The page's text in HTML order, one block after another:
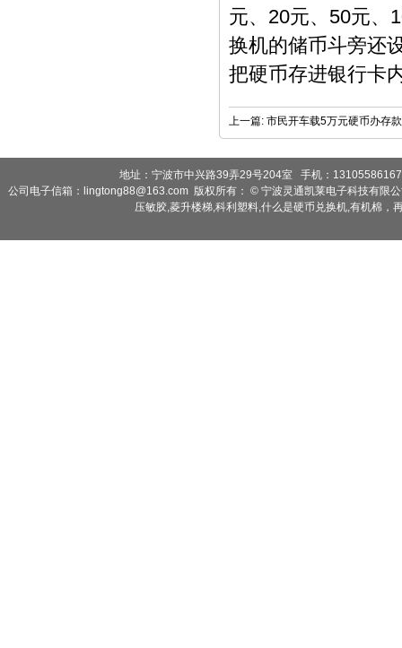
元、20元、50元、
换机的储币斗旁还
把硬币存进银行卡
上一篇: 市民开车载5万元硬币办存
地址：宁波市中兴路39弄29号204室 手机：
公司电子信箱：lingtong88@163.com 版权所有： © 宁波灵通凯莱电子科技有限
压敏胶,菱升楼梯,科利塑料,什么是硬币兑换机,有机棉，